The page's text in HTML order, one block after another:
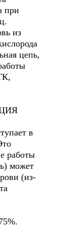
при
из
цепь,
в
работы
может
(из-